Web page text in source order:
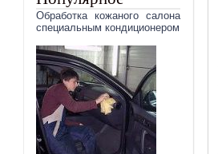
Обработка кожаного салона
специальным кондиционером